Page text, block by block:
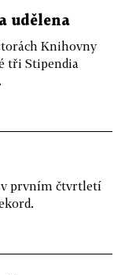
udělena
Knihovny
tři Stipendia
v prvním čtvrtletí